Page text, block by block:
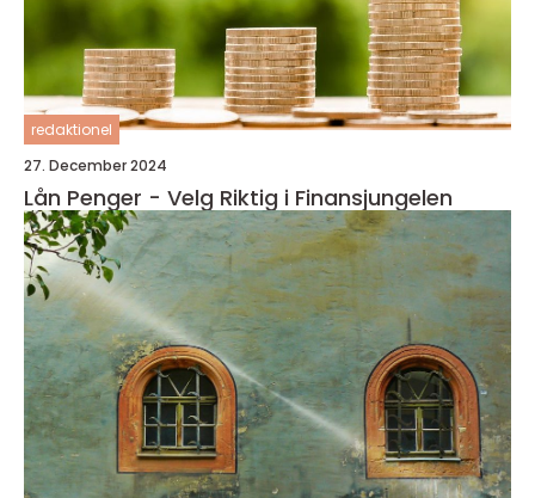
redaktionel
27. December 2024
Lån Penger - Velg Riktig i Finansjungelen